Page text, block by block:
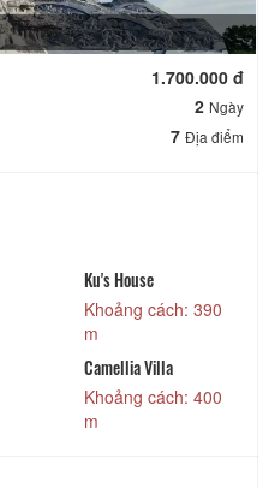
1.700.000 đ
2 Ngày
7 Địa điểm
Ku's House
Khoảng cách: 390
m
Camellia Villa
Khoảng cách: 400
m